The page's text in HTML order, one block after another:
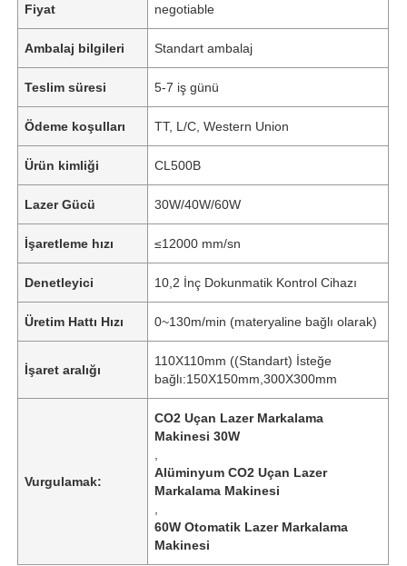
Fiyat negotiable
Ambalaj bilgileri Standart ambalaj
Teslim süresi 5-7 iş günü
Ödeme koşulları TT, L/C, Western Union
Ürün kimliği CL500B
Lazer Gücü 30W/40W/60W
İşaretleme hızı ≤12000 mm/sn
Denetleyici 10,2 İnç Dokunmatik Kontrol Cihazı
Üretim Hattı Hızı 0~130m/min (materyaline bağlı olarak)
İşaret aralığı
110X110mm ((Standart) İsteğe
bağlı:150X150mm,300X300mm
Vurgulamak:
CO2 Uçan Lazer Markalama
Makinesi 30W
Alüminyum CO2 Uçan Lazer
Markalama Makinesi
60W Otomatik Lazer Markalama
Makinesi